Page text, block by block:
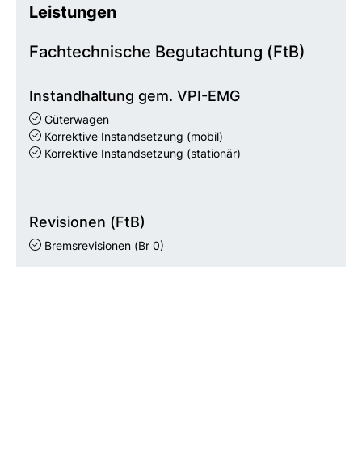
Leistungen
Fachtechnische Begutachtung (FtB)
Instandhaltung gem. VPI-EMG
Güterwagen
Korrektive Instandsetzung (mobil)
Korrektive Instandsetzung (stationär)
Revisionen (FtB)
Bremsrevisionen (Br 0)